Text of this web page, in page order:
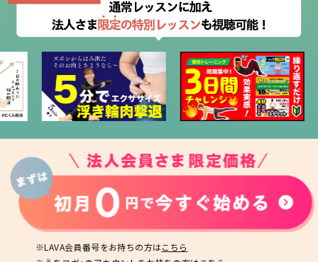
※LAVA会員番号をお持ちの方はこちら